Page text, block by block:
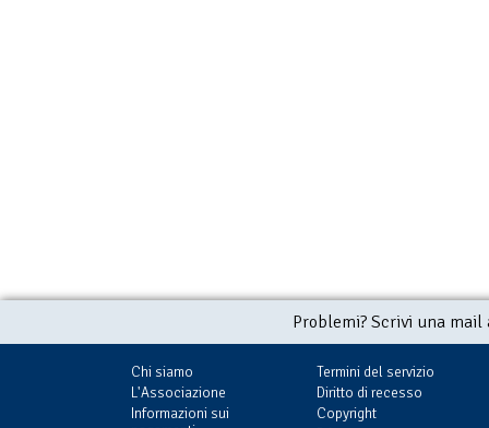
Problemi? Scrivi una
Chi siamo
L'Associazione
Informazioni sui
Termini del servizio
Diritto di recesso
Copyright